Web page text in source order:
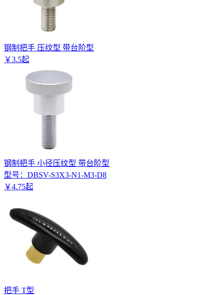
钢制把手 压纹型 带台阶型
￥3.5起
钢制把手 小径压纹型 带台阶型
型号： DBSV-S3X3-N1-M3-D8
￥4.75起
把手 T型